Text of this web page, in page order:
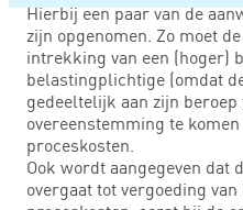
Hierbij een paar van de
zijn opgenomen. Zo moet
intrekking van een (hoger)
belastingplichtige (omdat
gedeeltelijk aan zijn
overeenstemming te
proceskosten.
Ook wordt aangegeven dat
overgaat tot vergoeding